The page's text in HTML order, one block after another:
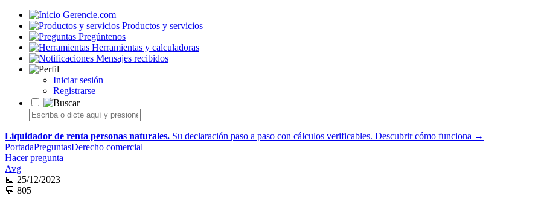
Gerencie.com
Productos y servicios
Pregúntenos
Herramientas y calculadoras
Mensajes recibidos
Iniciar sesión
Registrarse
Liquidador de renta personas naturales. Su declaración paso a paso con cálculos verificables. Descubrir cómo funciona →
PortadaPreguntasDerecho comercial
Hacer pregunta
Avg
📅 25/12/2023
💬 805